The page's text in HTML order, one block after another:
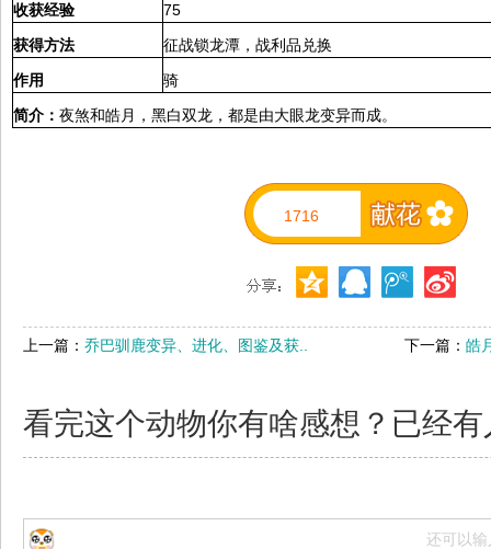
收获经验
75
获得方法
征战锁龙潭，战利品兑换
作用
骑
简介： 夜煞和皓月，黑白双龙，都是由大眼龙变异而成。
1716
上一篇： 乔巴驯鹿变异、进化、图鉴及获.. 下一篇： 皓
看完这个动物你有啥感想？已经有
还可以输